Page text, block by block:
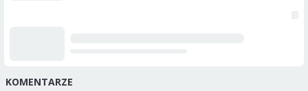
KOMENTARZE